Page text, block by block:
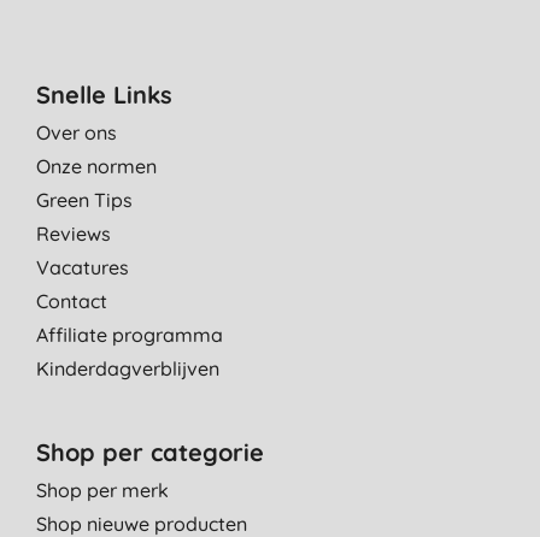
Snelle Links
Over ons
Onze normen
Green Tips
Reviews
Vacatures
Contact
Affiliate programma
Kinderdagverblijven
Shop per categorie
Shop per merk
Shop nieuwe producten